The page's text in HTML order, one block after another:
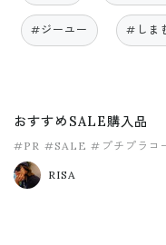
#ジーユー #しま
おすすめSALE購入品
#PR #SALE #プチプラコ
#神戸レタス
RISA